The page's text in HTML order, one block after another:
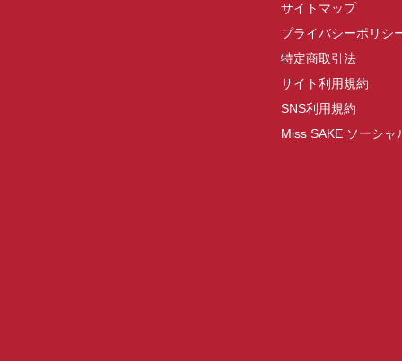
サイトマップ
プライバシーポリシ
特定商取引法
サイト利用規約
SNS利用規約
Miss SAKE ソーシ